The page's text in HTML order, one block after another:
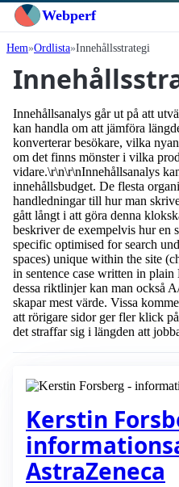
Webperf
Hem Ordlista Innehållsstrategi
Innehållsanalys går ut på att
kan handla om att jämföra
konverterar besökare, vilka
om det finns mönster i vilka
vidare.\r\n\r\nInnehållsanalys
innehållsbudget. De flesta
handledningar till hur man
gått långt i att göra denna
beskriver de exempelvis hur en
specific optimised for search
spaces) unique within the site
in sentence case written in
dessa riktlinjer kan man också
skapar mest värde. Vissa
att rörigare sidor ger fler klick
det straffar sig i längden att
Kerstin
AstraZeneca